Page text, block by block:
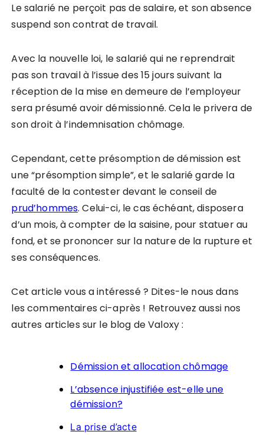
Le salarié ne perçoit pas de salaire, et son absence
suspend son contrat de travail.
Avec la nouvelle loi, le salarié qui ne reprendrait
pas son travail à l’issue des 15 jours suivant la
réception de la mise en demeure de l’employeur
sera présumé avoir démissionné. Cela le privera de
son droit à l’indemnisation chômage.
Cependant, cette présomption de démission est
une “présomption simple”, et le salarié garde la
faculté de la contester devant le conseil de
prud’hommes. Celui-ci, le cas échéant, disposera
d’un mois, à compter de la saisine, pour statuer au
fond, et se prononcer sur la nature de la rupture et
ses conséquences.
Cet article vous a intéressé ? Dites-le nous dans
les commentaires ci-après ! Retrouvez aussi nos
autres articles sur le blog de Valoxy :
Démission et allocation chômage
L’absence injustifiée est-elle une
démission?
La prise d’acte